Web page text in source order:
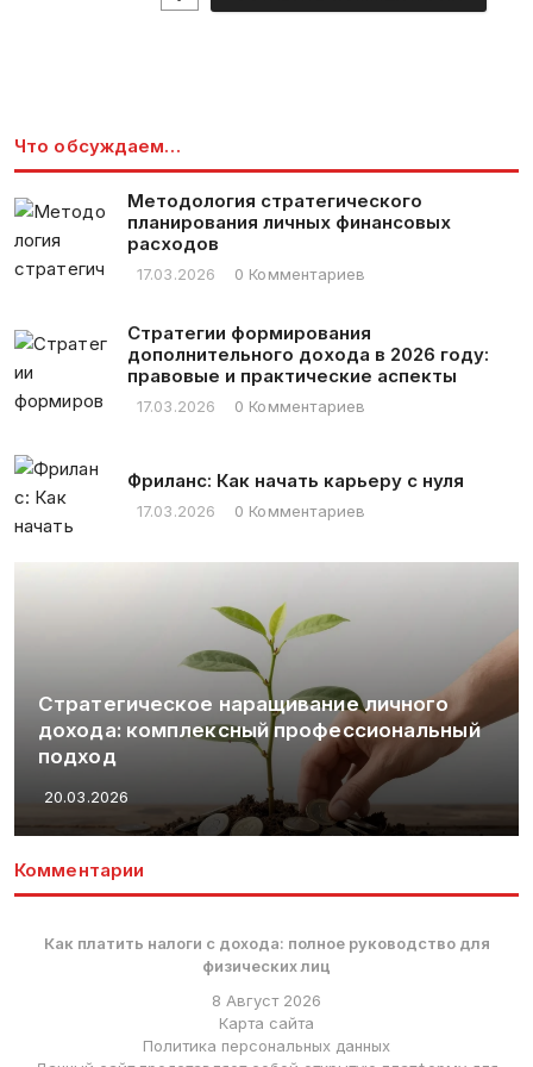
Что обсуждаем…
Методология стратегического
планирования личных финансовых
расходов
17.03.2026 0 Комментариев
Стратегии формирования
дополнительного дохода в 2026 году:
правовые и практические аспекты
17.03.2026 0 Комментариев
Фриланс: Как начать карьеру с нуля
17.03.2026 0 Комментариев
Стратегическое наращивание личного
дохода: комплексный профессиональный
подход
20.03.2026
Комментарии
Как платить налоги с дохода: полное руководство для
физических лиц
8 Август 2026
Карта сайта
Политика персональных данных